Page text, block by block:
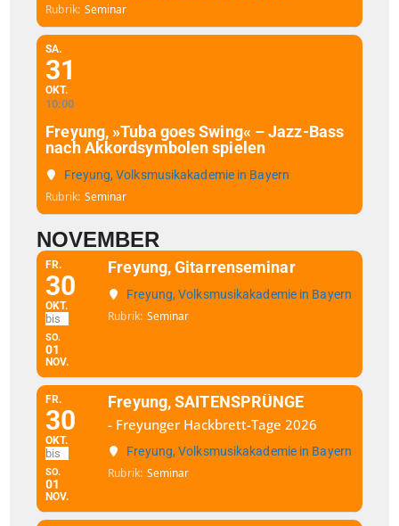
Rubrik Seminar
SA.
31
OKT.
10:00
Freyung, »Tuba goes Swing« – Jazz-Bass
nach Akkordsymbolen spielen
Freyung, Volksmusikakademie in Bayern
Rubrik Seminar
NOVEMBER
FR.
30
OKT.
SO.
01
NOV.
Freyung, Gitarrenseminar
Freyung, Volksmusikakademie in Bayern
Rubrik Seminar
FR.
30
OKT.
SO.
01
NOV.
Freyung, SAITENSPRÜNGE
- Freyunger Hackbrett-Tage 2026
Freyung, Volksmusikakademie in Bayern
Rubrik Seminar